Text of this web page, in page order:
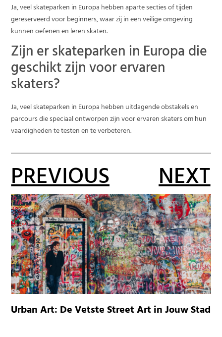
Ja, veel skateparken in Europa hebben aparte secties of tijden
gereserveerd voor beginners, waar zij in een veilige omgeving
kunnen oefenen en leren skaten.
Zijn er skateparken in Europa die
geschikt zijn voor ervaren
skaters?
Ja, veel skateparken in Europa hebben uitdagende obstakels en
parcours die speciaal ontworpen zijn voor ervaren skaters om hun
vaardigheden te testen en te verbeteren.
PREVIOUS NEXT
Urban Art: De Vetste Street Art in Jouw Stad